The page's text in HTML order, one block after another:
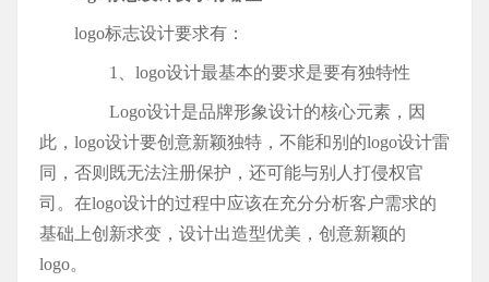
logo标志设计要求有：
1、logo设计最基本的要求是要有独特性
Logo设计是品牌形象设计的核心元素，因
此，logo设计要创意新颖独特，不能和别的logo设计雷
同，否则既无法注册保护，还可能与别人打侵权官
司。在logo设计的过程中应该在充分分析客户需求的
基础上创新求变，设计出造型优美，创意新颖的
logo。